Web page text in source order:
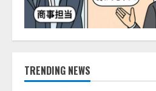
TRENDING NEWS